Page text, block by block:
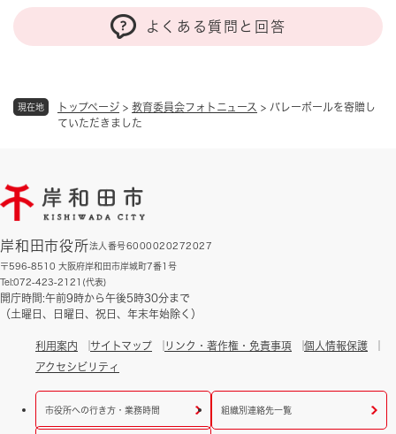
現在地 トップページ > 教育委員会フォトニュース > バレーボールを寄贈し
ていただきました
よくある質問と回答
岸和田市役所法人番号6000020272027
〒596-8510 大阪府岸和田市岸城町7番1号
Tel:072-423-2121(代表)
開庁時間:午前9時から午後5時30分まで
（土曜日、日曜日、祝日、年末年始除く）
利用案内 サイトマップ リンク・著作権・免責事項
個人情報保護
アクセシビリティ
市役所への行き方・業務時間 組織別連絡先一覧